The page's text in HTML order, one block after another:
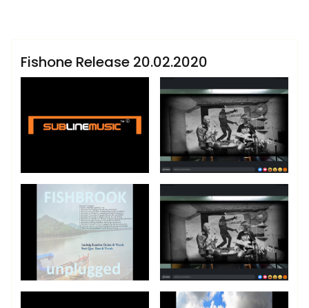
Sublinemusic & Media UG
Fishone Release 20.02.2020